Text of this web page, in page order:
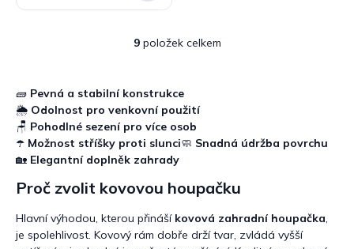
O
á
d
a
c
í
p
r
v
k
y
v
9položek celkem
🧱 Pevná a stabilní konstrukce
🌦️ Odolnost pro venkovní použití
🪑 Pohodlné sezení pro více osob
☂️ Možnost stříšky proti slunci🧼 Snadná údržba povrchu
🏡 Elegantní doplněk zahrady
Proč zvolit kovovou houpačku
Hlavní výhodou, kterou přináší kovová zahradní houpačka,
je spolehlivost. Kovový rám dobře drží tvar, zvládá vyšší